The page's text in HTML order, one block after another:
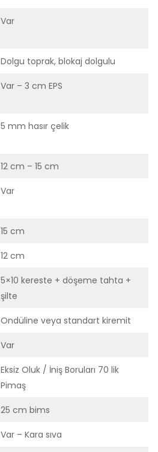
Var
Dolgu toprak, blokaj dolgulu
Var – 3 cm EPS
5 mm hasır çelik
12 cm – 15 cm
Var
15 cm
12 cm
5×10 kereste + döşeme tahta +
şilte
Ondüline veya standart kiremit
Var
Eksiz Oluk / İniş Boruları 70 lik
Pimaş
25 cm bims
Var – Kara sıva